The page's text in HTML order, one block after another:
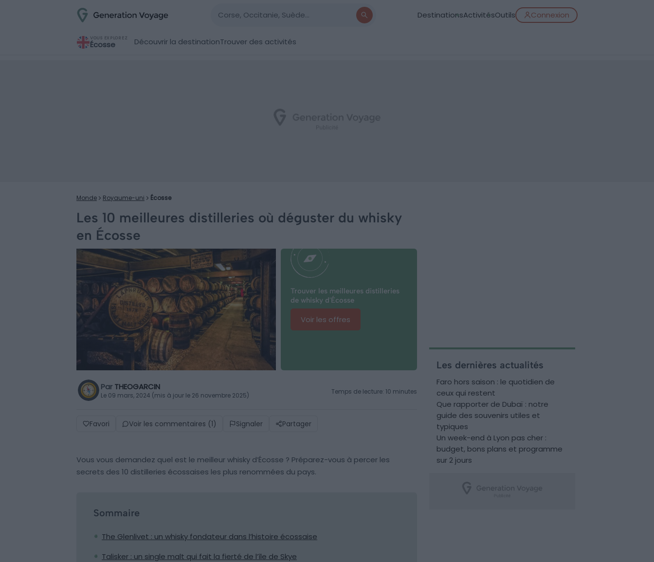
DestinationsActivitésOutils Connexion
VOUS EXPLOREZ
Écosse Découvrir la destinationTrouver des activités
Monde Royaume-uni Écosse
Les 10 meilleures distilleries où déguster du whisky
en Écosse
Trouver les meilleures distilleries
de whisky d'Écosse
Voir les offres
Par THEOGARCIN
Le 09 mars, 2024 (mis à jour le 26 novembre 2025) Temps de lecture: 10 minutes
Favori Voir les commentaires (1) Signaler Partager
Vous vous demandez quel est le meilleur whisky d’Écosse ? Préparez-vous à percer les
secrets des 10 distilleries écossaises les plus renommées du pays.
Sommaire
The Glenlivet : un whisky fondateur dans l’histoire écossaise
Talisker : un single malt qui fait la fierté de l’île de Skye
Les dernières actualités
Faro hors saison : le quotidien de
ceux qui restent
Que rapporter de Dubaï : notre
guide des souvenirs utiles et
typiques
Un week-end à Lyon pas cher :
budget, bons plans et programme
sur 2 jours